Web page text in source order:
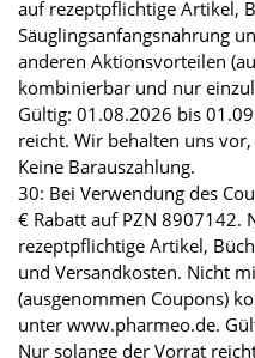
auf rezeptpflichtige Artikel,
Säuglingsanfangsnahrung
anderen Aktionsvorteilen
kombinierbar und nur
Gültig: 01.08.2026 bis
reicht. Wir behalten uns
Keine Barauszahlung.
30: Bei Verwendung des
€ Rabatt auf PZN 8907142.
rezeptpflichtige Artikel,
und Versandkosten. Nicht
(ausgenommen Coupons)
unter www.pharmeo.de.
Nur solange der Vorrat